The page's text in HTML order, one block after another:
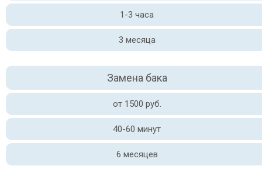
1-3 часа
3 месяца
Замена бака
от 1500 руб.
40-60 минут
6 месяцев